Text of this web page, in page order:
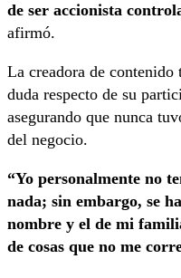
de ser accionista
afirmó.
La creadora de
duda respecto de su
asegurando que nunca
del negocio.
“Yo personalmente no
nada; sin embargo, se
nombre y el de mi
de cosas que no me